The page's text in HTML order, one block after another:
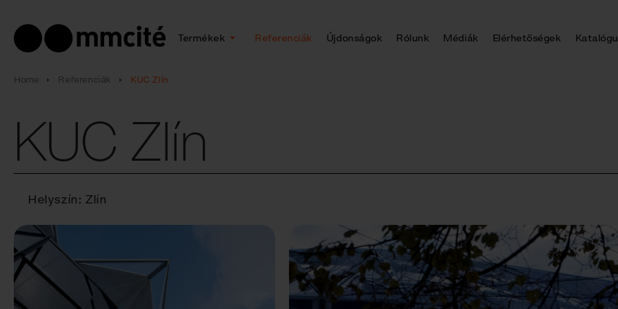
Termékek Referenciák Újdonságok Rólunk Médiák Elérhetőségek
Home Referenciák KUC Zlín
KUC Zlín
Helyszín: Zlín